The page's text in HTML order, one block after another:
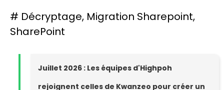
# Décryptage, Migration Sharepoint,
SharePoint
Juillet 2026 : Les équipes d'Highpoh
rejoignent celles de Kwanzeo pour créer un